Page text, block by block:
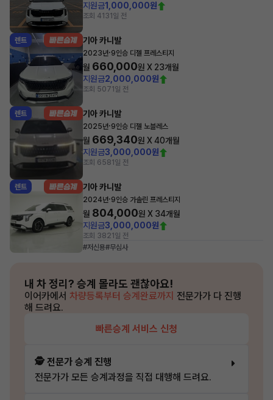
지원금1,000,000원
조회 4131일 전
렌트 기아 카니발
2023년·9인승 디젤 프레스티지
월 660,000원 X 23개월
지원금2,000,000원
조회 5071일 전
렌트 기아 카니발
2025년·9인승 디젤 노블레스
월 669,340원 X40개월
지원금3,000,000원
조회 6581일 전
렌트 기아 카니발
2024년·9인승 가솔린 프레스티지
월 804,000원 X 34개월
지원금3,000,000원
조회 3821일 전
#저신용#무심사
내 차 정리? 승계 몰라도 괜찮아요!
이어카에서 차량등록부터 승계완료까지 전문가가 다 진행
해 드려요.
빠른승계 서비스 신청
🕵️ 전문가 승계 진행
전문가가 모든 승계과정을 직접 대행해 드려요.